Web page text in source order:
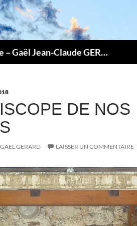
Regardauvergne – Gaël Jean-Claude GERARD
DE NOS
GAEL GERARD LAISSER UN COMMENTAIRE